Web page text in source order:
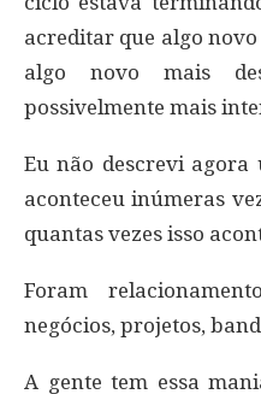
acreditar que algo
algo novo mais
possivelmente mais
Eu não descrevi agora
aconteceu inúmeras
quantas vezes isso
Foram
negócios, projetos,
A gente tem essa